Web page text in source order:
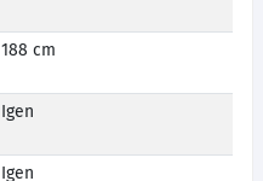
188 cm
Igen
Igen